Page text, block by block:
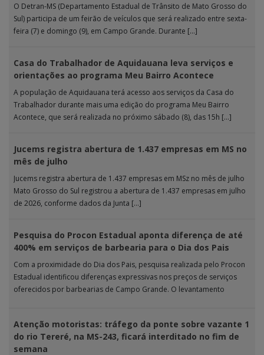
O Detran-MS (Departamento Estadual de Trânsito de Mato Grosso do
Sul) participa de um feirão de veículos que será realizado entre sexta-
feira (7) e domingo (9), em Campo Grande. Durante […]
Casa do Trabalhador de Aquidauana leva serviços e
orientações ao programa Meu Bairro Acontece
A população de Aquidauana terá acesso aos serviços da Casa do
Trabalhador durante mais uma edição do programa Meu Bairro
Acontece, que será realizada no próximo sábado (8), das 15h […]
Jucems registra abertura de 1.437 empresas em MS no
mês de julho
Jucems registra abertura de 1.437 empresas em MSz no mês de julho
Mato Grosso do Sul registrou a abertura de 1.437 empresas em julho
de 2026, conforme dados da Junta […]
Pesquisa do Procon Estadual aponta diferença de até
400% em serviços de barbearia para o Dia dos Pais
Com a proximidade do Dia dos Pais, pesquisa realizada pelo Procon
Estadual identificou diferenças expressivas nos preços de serviços
oferecidos por barbearias de Campo Grande. O levantamento
Atenção motoristas: tráfego da ponte sobre vazante 1
do rio Tereré, na MS-243, ficará interditado no fim de
semana